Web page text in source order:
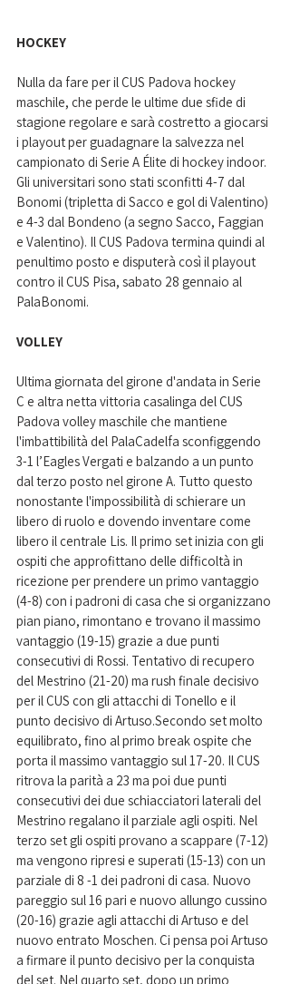
HOCKEY
Nulla da fare per il CUS Padova hockey
maschile, che perde le ultime due sfide di
stagione regolare e sarà costretto a giocarsi
i playout per guadagnare la salvezza nel
campionato di Serie A Élite di hockey indoor.
Gli universitari sono stati sconfitti 4-7 dal
Bonomi (tripletta di Sacco e gol di Valentino)
e 4-3 dal Bondeno (a segno Sacco, Faggian
e Valentino). Il CUS Padova termina quindi al
penultimo posto e disputerà così il playout
contro il CUS Pisa, sabato 28 gennaio al
PalaBonomi.
VOLLEY
Ultima giornata del girone d'andata in Serie
C e altra netta vittoria casalinga del CUS
Padova volley maschile che mantiene
l'imbattibilità del PalaCadelfa sconfiggendo
3-1 l’Eagles Vergati e balzando a un punto
dal terzo posto nel girone A. Tutto questo
nonostante l'impossibilità di schierare un
libero di ruolo e dovendo inventare come
libero il centrale Lis. Il primo set inizia con gli
ospiti che approfittano delle difficoltà in
ricezione per prendere un primo vantaggio
(4-8) con i padroni di casa che si organizzano
pian piano, rimontano e trovano il massimo
vantaggio (19-15) grazie a due punti
consecutivi di Rossi. Tentativo di recupero
del Mestrino (21-20) ma rush finale decisivo
per il CUS con gli attacchi di Tonello e il
punto decisivo di Artuso.Secondo set molto
equilibrato, fino al primo break ospite che
porta il massimo vantaggio sul 17-20. Il CUS
ritrova la parità a 23 ma poi due punti
consecutivi dei due schiacciatori laterali del
Mestrino regalano il parziale agli ospiti. Nel
terzo set gli ospiti provano a scappare (7-12)
ma vengono ripresi e superati (15-13) con un
parziale di 8 -1 dei padroni di casa. Nuovo
pareggio sul 16 pari e nuovo allungo cussino
(20-16) grazie agli attacchi di Artuso e del
nuovo entrato Moschen. Ci pensa poi Artuso
a firmare il punto decisivo per la conquista
del set. Nel quarto set, dopo un primo